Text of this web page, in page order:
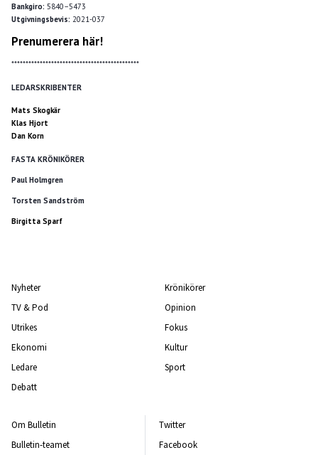
Bankgiro: 5840–5473
Utgivningsbevis: 2021-037
Prenumerera här!
*********************************************
LEDARSKRIBENTER
Mats Skogkär
Klas Hjort
Dan Korn
FASTA KRÖNIKÖRER
Paul Holmgren
Torsten Sandström
Birgitta Sparf
Nyheter
TV & Pod
Utrikes
Ekonomi
Ledare
Debatt
Krönikörer
Opinion
Fokus
Kultur
Sport
Om Bulletin
Bulletin-teamet
Twitter
Facebook